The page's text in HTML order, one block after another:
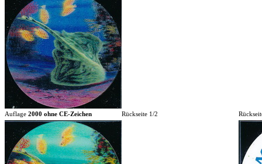
Auflage 2000 ohne CE-Zeichen Rückseite 1/2